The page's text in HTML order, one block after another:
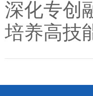
深化专创
培养高技